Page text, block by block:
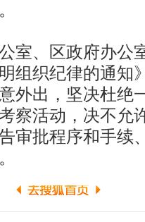
、区政府办公
组织纪律的通知
外出，坚决杜绝
察活动，决不允
审批程序和手续